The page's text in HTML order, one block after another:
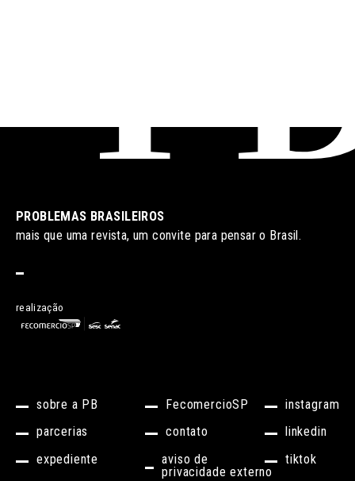
sobre a PB
parcerias
expediente
FecomercioSP
contato
aviso de
privacidade externo
instagram
linkedin
tiktok
PROBLEMAS BRASILEIROS
mais que uma revista, um convite para pensar o Brasil.
realização